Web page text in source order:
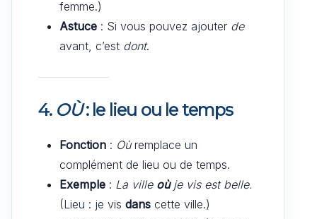
femme.)
Astuce : Si vous pouvez ajouter de
avant, c’est dont.
4. OÙ: le lieu ou le temps
Fonction : Oùremplace un
complément de lieu ou de temps.
Exemple : La ville oùje vis est belle.
(Lieu : je vis dans cette ville.)